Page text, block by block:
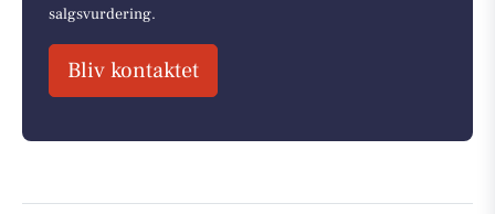
salgsvurdering.
Bliv kontaktet